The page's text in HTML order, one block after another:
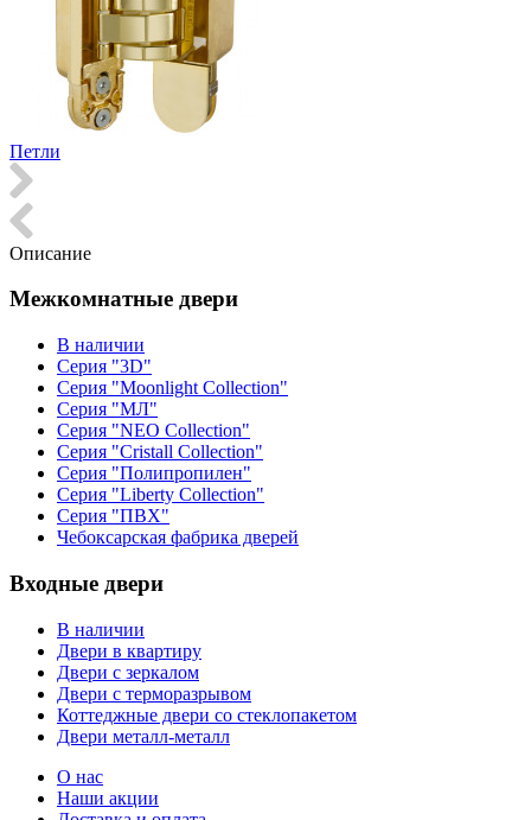
Петли
Описание
Межкомнатные двери
В наличии
Серия "3D"
Серия "Moonlight Collection"
Серия "МЛ"
Серия "NEO Collection"
Серия "Cristall Collection"
Серия "Полипропилен"
Серия "Liberty Collection"
Серия "ПВХ"
Чебоксарская фабрика дверей
Входные двери
В наличии
Двери в квартиру
Двери с зеркалом
Двери с терморазрывом
Коттеджные двери со стеклопакетом
Двери металл-металл
О нас
Наши акции